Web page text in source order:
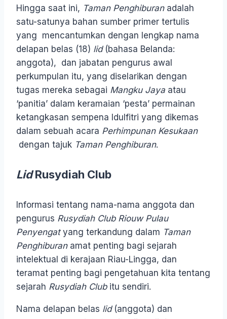
Hingga saat ini, Taman Penghiburanadalah
satu-satunya bahan sumber primer tertulis
yang mencantumkan dengan lengkap nama
delapan belas (18) lid(bahasa Belanda:
anggota), dan jabatan pengurus awal
perkumpulan itu, yang diselarikan dengan
tugas mereka sebagai Mangku Jaya atau
‘panitia’ dalam keramaian ‘pesta’ permainan
ketangkasan sempena Idulfitri yang dikemas
dalam sebuah acara Perhimpunan Kesukaan
dengan tajuk Taman Penghiburan.
LidRusydiah Club
Informasi tentang nama-nama anggota dan
pengurus Rusydiah Club Riouw Pulau
Penyengatyang terkandung dalam Taman
Penghiburanamat penting bagi sejarah
intelektual di kerajaan Riau-Lingga, dan
teramat penting bagi pengetahuan kita tentang
sejarah Rusydiah Clubitu sendiri.
Nama delapan belas lid(anggota) dan